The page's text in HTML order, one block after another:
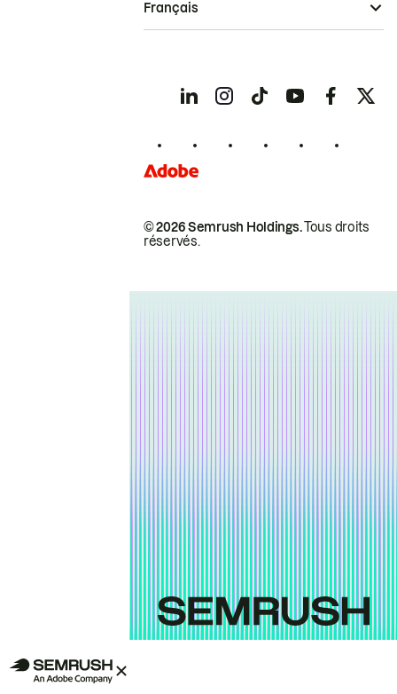
© 2026 Semrush Holdings.Tous droits
réservés.
Français